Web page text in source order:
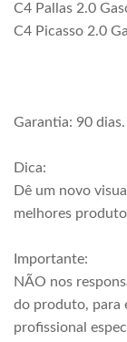
C4 Pallas 2.0
C4 Picasso 2.0
Garantia: 90 dias.
Dica:
Dê um novo
melhores
Importante:
NÃO nos
do produto, para
profissional